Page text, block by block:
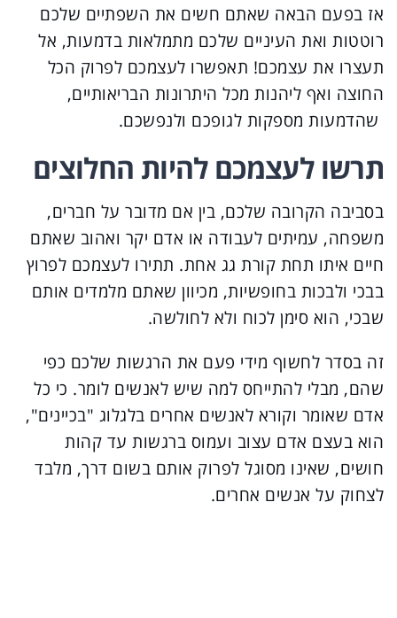
אז בפעם הבאה שאתם חשים את השפתיים שלכם
רוטטות ואת העיניים שלכם מתמלאות בדמעות, אל
תעצרו את עצמכם! תאפשרו לעצמכם לפרוק הכל
החוצה ואף ליהנות מכל היתרונות הבריאותיים,
שהדמעות מספקות לגופכם ולנפשכם.
תרשו לעצמכם להיות החלוצים
בסביבה הקרובה שלכם, בין אם מדובר על חברים,
משפחה, עמיתים לעבודה או אדם יקר ואהוב שאתם
חיים איתו תחת קורת גג אחת. תתירו לעצמכם לפרוץ
בבכי ולבכות בחופשיות, מכיוון שאתם מלמדים אותם
שבכי, הוא סימן לכוח ולא לחולשה.
זה בסדר לחשוף מידי פעם את הרגשות שלכם כפי
שהם, מבלי להתייחס למה שיש לאנשים לומר. כי כל
אדם שאומר וקורא לאנשים אחרים בלגלוג "בכיינים",
הוא בעצם אדם עצוב ועמוס ברגשות עד קהות
חושים, שאינו מסוגל לפרוק אותם בשום דרך, מלבד
לצחוק על אנשים אחרים.